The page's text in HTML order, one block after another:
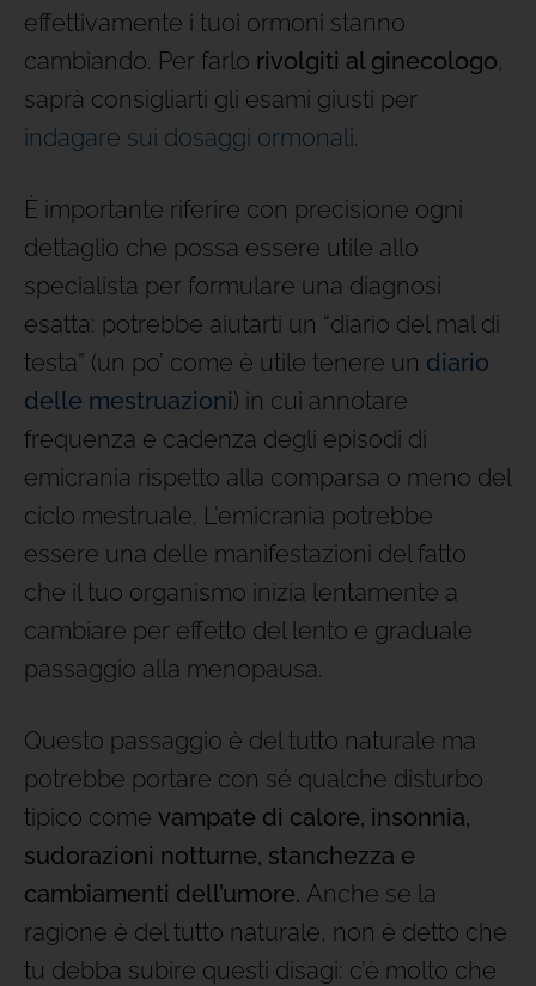
effettivamente i tuoi ormoni stanno
cambiando. Per farlo rivolgiti al ginecologo,
saprà consigliarti gli esami giusti per
indagare sui dosaggi ormonali.
È importante riferire con precisione ogni
dettaglio che possa essere utile allo
specialista per formulare una diagnosi
esatta: potrebbe aiutarti un “diario del mal di
testa” (un po’ come è utile tenere un diario
delle mestruazioni) in cui annotare
frequenza e cadenza degli episodi di
emicrania rispetto alla comparsa o meno del
ciclo mestruale. L’emicrania potrebbe
essere una delle manifestazioni del fatto
che il tuo organismo inizia lentamente a
cambiare per effetto del lento e graduale
passaggio alla menopausa.
Questo passaggio è del tutto naturale ma
potrebbe portare con sé qualche disturbo
tipico come vampate di calore, insonnia,
sudorazioni notturne, stanchezza e
cambiamenti dell’umore. Anche se la
ragione è del tutto naturale, non è detto che
tu debba subire questi disagi: c’è molto che